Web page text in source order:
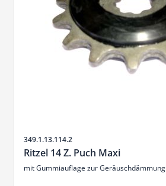
Sku
349.1.13.114.2
Ritzel 14 Z. Puch Maxi
mit Gummiauflage zur Geräuschdämmung